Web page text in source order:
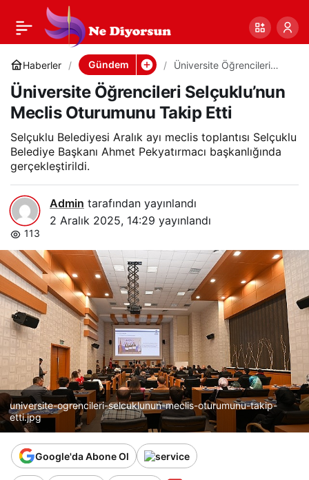
Haberler Gündem
Üniversite Öğrencileri
Oturumunu Takip Etti
Üniversite Öğrencileri Selçuklu’nun
Meclis Oturumunu Takip Etti
Selçuklu Belediyesi Aralık ayı meclis toplantısı Selçuklu
Belediye Başkanı Ahmet Pekyatırmacı başkanlığında
gerçekleştirildi.
Admin tarafından yayınlandı
2 Aralık 2025, 14:29 yayınlandı
113
universite-ogrencileri-selcuklunun-meclis-oturumunu-takip-
etti.jpg
Google'da Abone Ol
Üniversite Öğrencileri
Selçuklu’nun Meclis
Oturumunu Takip Etti
Paylaş